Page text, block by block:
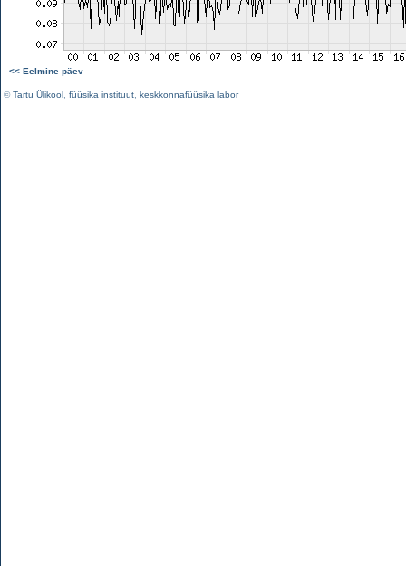
<< Eelmine päev
©Tartu Ülikool füüsika instituut keskkonnafüüsika labor